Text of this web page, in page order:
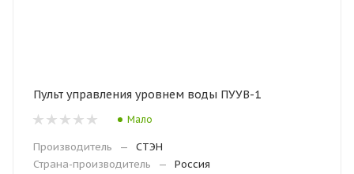
Пульт управления уровнем воды ПУУВ-1
Мало
Производитель —
СТЭН
Страна-производитель
—
Россия